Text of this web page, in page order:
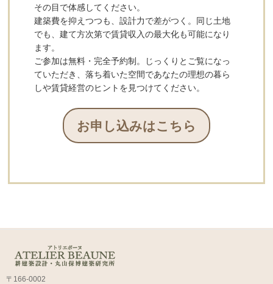
その目で体感してください。
建築費を抑えつつも、設計力で差がつく。同じ土地
でも、建て方次第で賃貸収入の最大化も可能になり
ます。
ご参加は無料・完全予約制。じっくりとご覧になっ
ていただき、落ち着いた空間であなたの理想の暮ら
しや賃貸経営のヒントを見つけてください。
お申し込みはこちら
〒166-0002